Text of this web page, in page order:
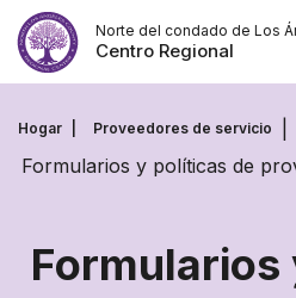
Skip
to
content
Norte del condado de Los
Centro Regional
Hogar Proveedores de servicio
Formularios y políticas de